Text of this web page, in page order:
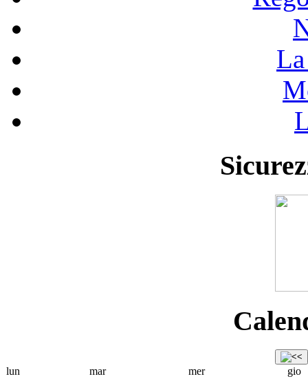
lun
mar mer gio